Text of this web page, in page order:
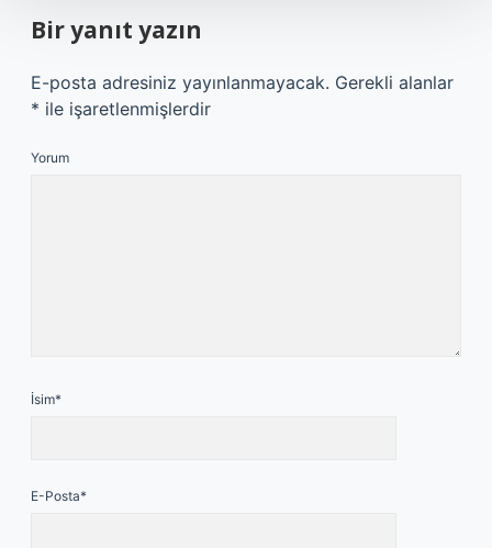
Bir yanıt yazın
E-posta adresiniz yayınlanmayacak. Gerekli alanlar
* ile işaretlenmişlerdir
Yorum
İsim*
E-Posta*